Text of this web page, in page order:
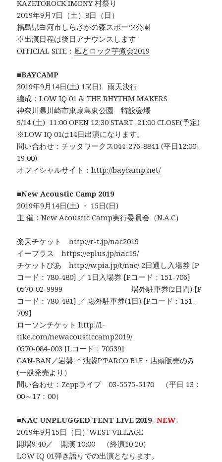
KAZETOROCK IMONY 村祭り
2019年9月7日（土）8日（日）
福島県白河市しらさかの森スポーツ公園
※出演日程は後日アナウンスします
OFFICIAL SITE： 風とロック芋煮会2019
■BAYCAMP
2019年9月14日(土) 15(日) 雨天決行
編成：LOW IQ 01 & THE RHYTHM MAKERS
神奈川県川崎市東扇島東公園 特設会場
9/14 (土) 11:00 OPEN 12:30 START 21:00 CLOSE(予定)
※LOW IQ 01は14日出演になります。
問い合わせ：チッタワークス044-276-8841 (平日12:00-
19:00)
オフィシャルサイト：http://baycamp.net/
■New Acoustic Camp 2019
2019年9月14日(土) ・ 15日(日)
主 催：New Acoustic Camp実行委員会（N.A.C）
楽天チケット http://r-t.jp/nac2019
イープラス https://eplus.jp/nac19/
チケットぴあ http://w.pia.jp/t/nac/ 2日通し入場券 [P
コード：780-480] ／ 1日入場券 [Pコード：151-706]
0570-02-9999 場外駐車券(2日間) [P
コード：780-481] ／ 場外駐車券(1日) [Pコード：151-
709]
ローソンチケット http://l-
tike.com/newacousticcamp2019/
0570-084-003 [Lコード：70539]
GAN-BAN／岩盤 ＊池袋P’PARCO B1F・店頭販売のみ
(一般発売より）
問い合わせ：Zeppライブ 03-5575-5170 （平日 13：
00～17：00）
■NAC UNPLUGGED TENT LIVE 2019 -NEW-
2019年9月15日（日）WEST VILLAGE
開場9:40／ 開演 10:00 （終演10:20）
LOW IQ 01弾き語りでの出演となります。